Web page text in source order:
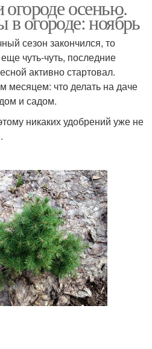
осенью.
в огороде: ноябрь
сезон закончился, то
чуть-чуть, последние
активно стартовал.
месяцем: что делать на даче
и садом.
никаких удобрений уже не